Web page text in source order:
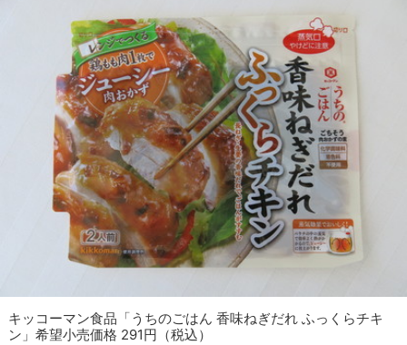
キッコーマン食品「うちのごはん 香味ねぎだれ ふっくらチキ
ン」希望小売価格 291円（税込）